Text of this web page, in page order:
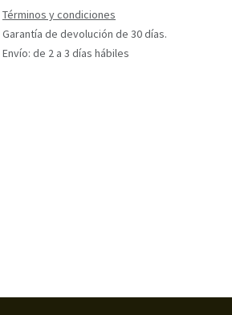
Términos y condiciones
Garantía de devolución de 30 días.
Envío: de 2 a 3 días hábiles